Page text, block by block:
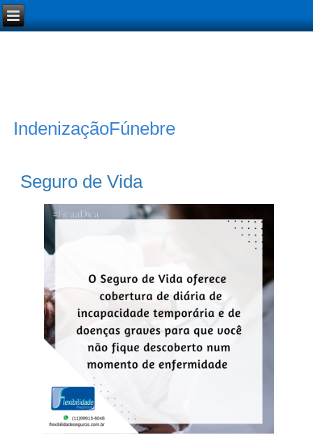
IndenizaçãoFúnebre
Seguro de Vida